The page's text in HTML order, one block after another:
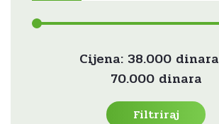
Filtriraj
Cijena: 38.000 dinara
70.000 dinara